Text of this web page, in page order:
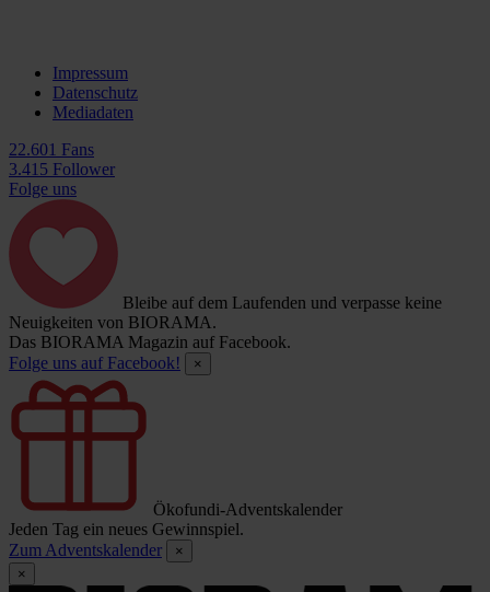
Impressum
Datenschutz
Mediadaten
22.601 Fans
3.415 Follower
Folge uns
Bleibe auf dem Laufenden und verpasse keine
Neuigkeiten von BIORAMA.
Das BIORAMA Magazin auf Facebook.
Folge uns auf Facebook!
×
Ökofundi-Adventskalender
Jeden Tag ein neues Gewinnspiel.
Zum Adventskalender
×
×